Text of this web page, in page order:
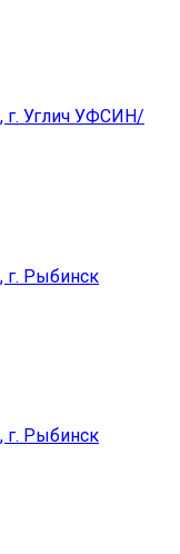
г. Углич УФСИН/
г. Рыбинск
г. Рыбинск